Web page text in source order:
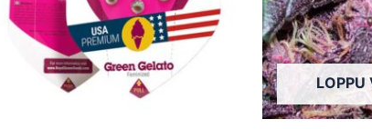
tehdä
valinnat
tuotteen
LOPPU